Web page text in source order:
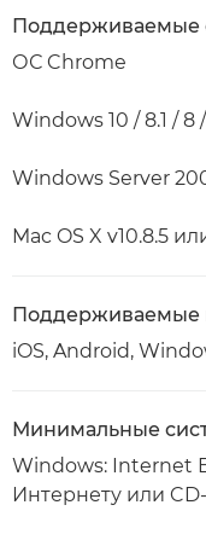
Поддерживаемые
ОС Chrome
Windows 10 / 8.1 / 8
Windows Server
Mac OS X v10.8.5
Поддерживаемые
iOS, Android,
Минимальные
Windows: Internet
Интернету или